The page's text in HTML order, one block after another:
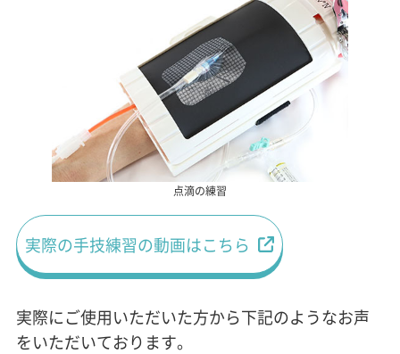
点滴の練習
実際の手技練習の動画はこちら
実際にご使用いただいた方から下記のようなお声
をいただいております。